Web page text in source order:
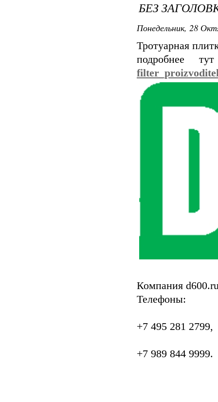
БЕЗ
Понедельник, 28
Тротуарная
подробнее
Компания
Телефоны:
+7 495 281 2799,
+7 989 844 9999.